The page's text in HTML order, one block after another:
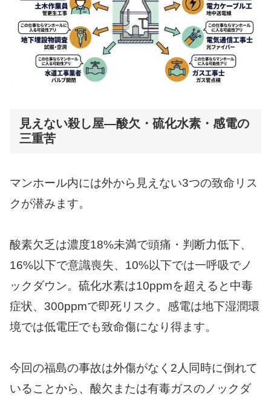
見えない殺し屋—酸欠・硫化水素・感電の
三重苦
マンホール内には外から見えない3つの致命リス
クが潜みます。
酸素欠乏は濃度18%未満で頭痛・判断力低下、
16%以下で意識喪失、10%以下では一呼吸でノ
ックダウン。硫化水素は10ppmを超えると中毒
症状、300ppmで即死リスク。感電は地下湿潤環
境では低電圧でも致命傷になり得ます。
今回の福島の事故は外傷がなく2人同時に倒れて
いることから、酸欠または有毒ガスのノックダ